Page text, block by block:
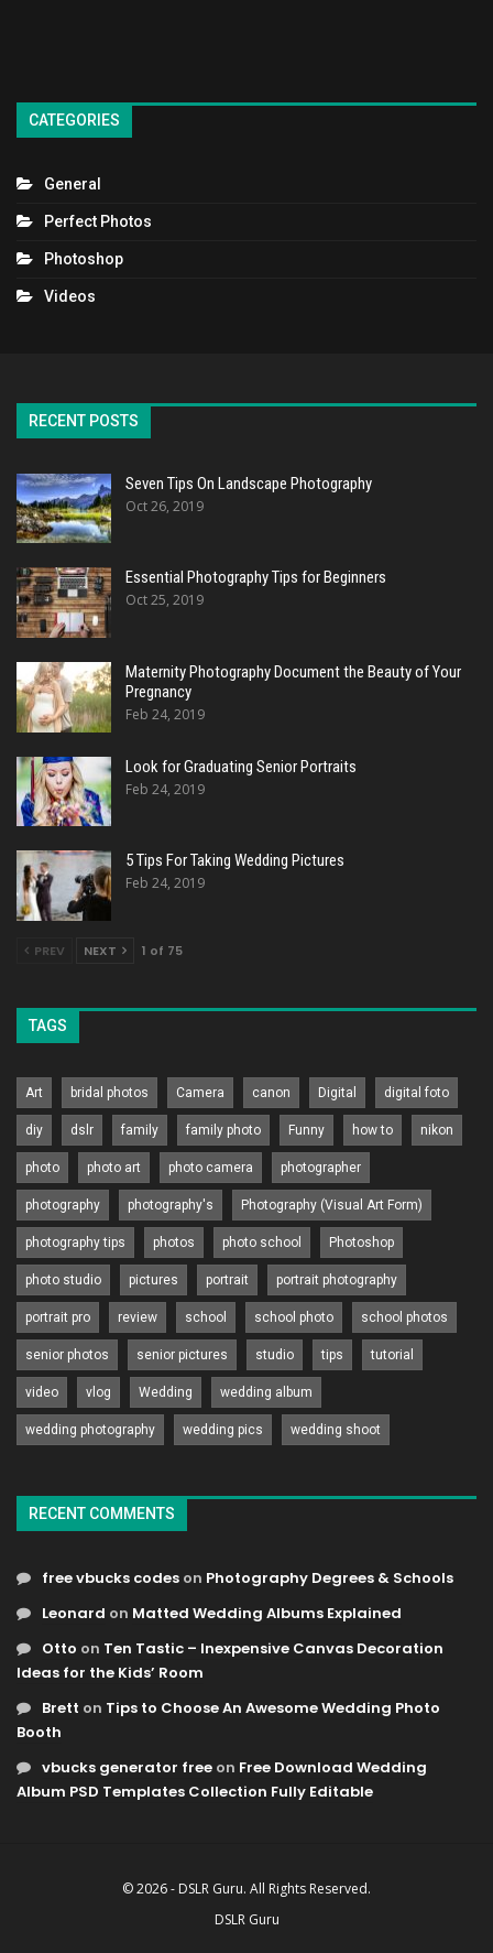
CATEGORIES
General
Perfect Photos
Photoshop
Videos
RECENT POSTS
Seven Tips On Landscape Photography
Oct 26, 2019
Essential Photography Tips for Beginners
Oct 25, 2019
Maternity Photography Document the Beauty of Your
Pregnancy
Feb 24, 2019
Look for Graduating Senior Portraits
Feb 24, 2019
5 Tips For Taking Wedding Pictures
Feb 24, 2019
PREV NEXT 1 of 75
TAGS
Art bridal photos Camera canon Digital digital foto
diy dslr family family photo Funny how to nikon
photo photo art photo camera photographer
photography photography's Photography (Visual Art Form)
photography tips photos photo school Photoshop
photo studio pictures portrait portrait photography
portrait pro review school school photo school photos
senior photos senior pictures studio tips tutorial
video vlog Wedding wedding album
wedding photography wedding pics wedding shoot
RECENT COMMENTS
free vbucks codes on Photography Degrees & Schools
Leonard on Matted Wedding Albums Explained
Otto on Ten Tastic – Inexpensive Canvas Decoration
Ideas for the Kids’ Room
Brett on Tips to Choose An Awesome Wedding Photo
Booth
vbucks generator free on Free Download Wedding
Album PSD Templates Collection Fully Editable
© 2026 - DSLR Guru. All Rights Reserved.
DSLR Guru